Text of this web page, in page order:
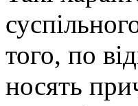
того, по
носять